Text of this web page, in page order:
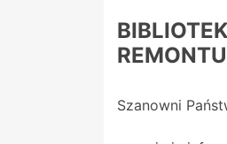
REMONTU
Szanowni